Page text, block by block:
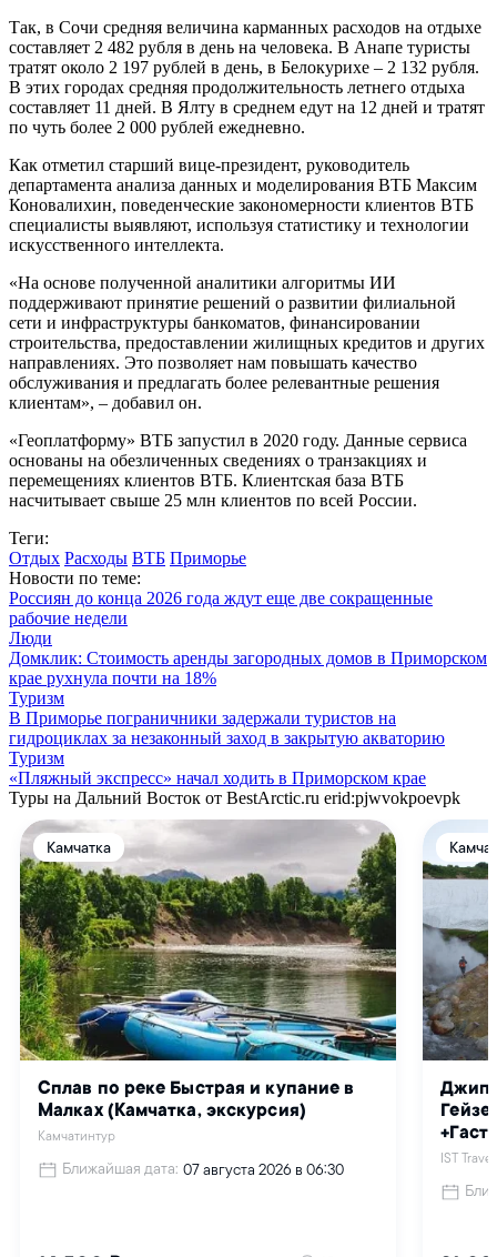
Так, в Сочи средняя величина карманных расходов на отдыхе
составляет 2 482 рубля в день на человека. В Анапе туристы
тратят около 2 197 рублей в день, в Белокурихе – 2 132 рубля.
В этих городах средняя продолжительность летнего отдыха
составляет 11 дней. В Ялту в среднем едут на 12 дней и тратят
по чуть более 2 000 рублей ежедневно.
Как отметил старший вице-президент, руководитель
департамента анализа данных и моделирования ВТБ Максим
Коновалихин, поведенческие закономерности клиентов ВТБ
специалисты выявляют, используя статистику и технологии
искусственного интеллекта.
«На основе полученной аналитики алгоритмы ИИ
поддерживают принятие решений о развитии филиальной
сети и инфраструктуры банкоматов, финансировании
строительства, предоставлении жилищных кредитов и других
направлениях. Это позволяет нам повышать качество
обслуживания и предлагать более релевантные решения
клиентам», – добавил он.
«Геоплатформу» ВТБ запустил в 2020 году. Данные сервиса
основаны на обезличенных сведениях о транзакциях и
перемещениях клиентов ВТБ. Клиентская база ВТБ
насчитывает свыше 25 млн клиентов по всей России.
Теги:
Отдых Расходы ВТБ Приморье
Новости по теме:
Россиян до конца 2026 года ждут еще две сокращенные
рабочие недели
Люди
Домклик: Стоимость аренды загородных домов в Приморском
крае рухнула почти на 18%
Туризм
В Приморье пограничники задержали туристов на
гидроциклах за незаконный заход в закрытую акваторию
Туризм
«Пляжный экспресс» начал ходить в Приморском крае
Туры на Дальний Восток от BestArctic.ru erid:pjwvokpoevpk